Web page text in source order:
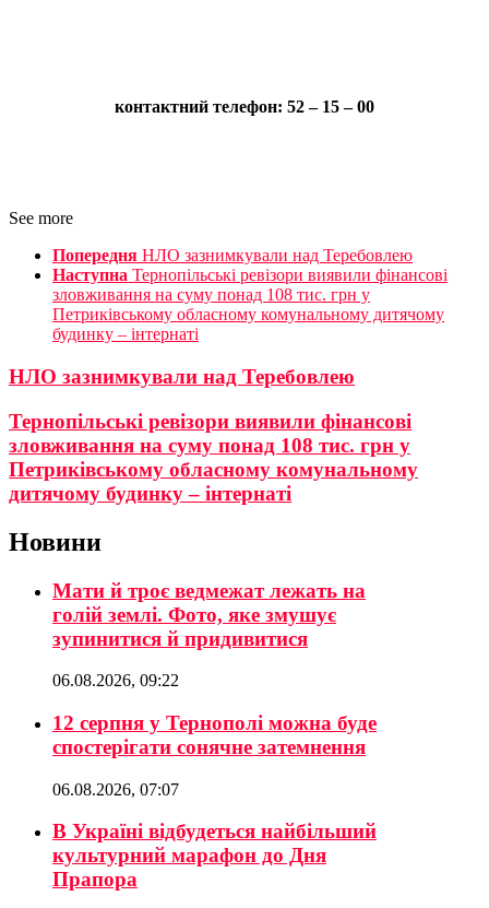
контактний телефон: 52 – 15 – 00
See more
Попередня НЛО зазнимкували над Теребовлею
Наступна Тернопільські ревізори виявили фінансові
зловживання на суму понад 108 тис. грн у
Петриківському обласному комунальному дитячому
будинку – інтернаті
НЛО зазнимкували над Теребовлею
Тернопільські ревізори виявили фінансові
зловживання на суму понад 108 тис. грн у
Петриківському обласному комунальному
дитячому будинку – інтернаті
Новини
Мати й троє ведмежат лежать на
голій землі. Фото, яке змушує
зупинитися й придивитися
06.08.2026, 09:22
12 серпня у Тернополі можна буде
спостерігати сонячне затемнення
06.08.2026, 07:07
В Україні відбудеться найбільший
культурний марафон до Дня
Прапора